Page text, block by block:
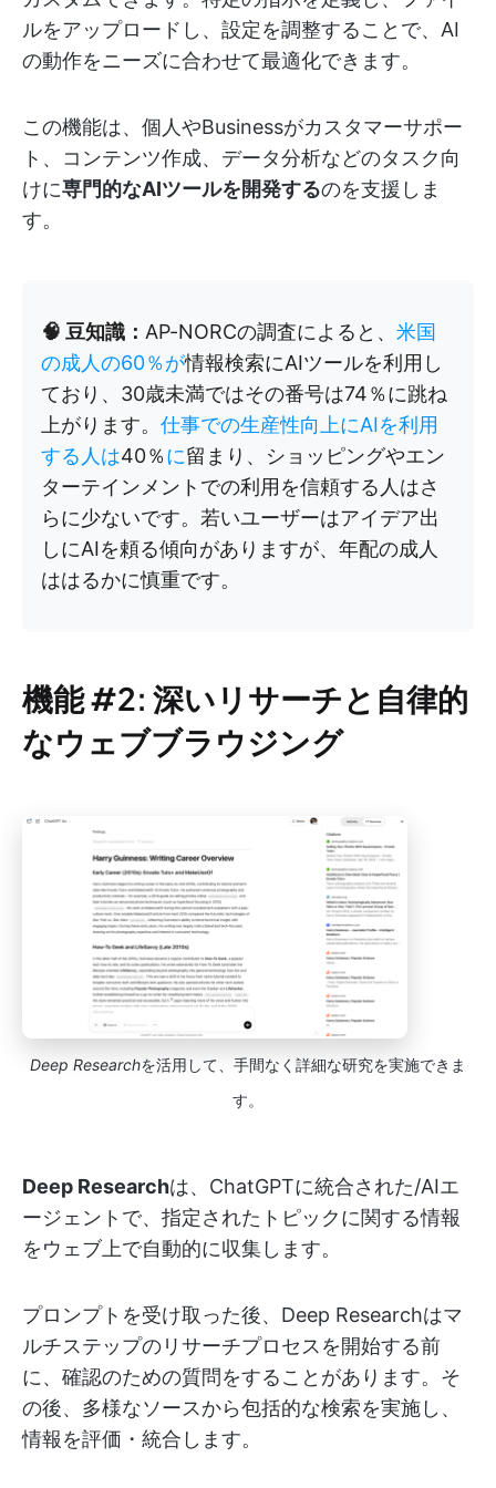
ルをアップロードし、設定を調整することで、AI
の動作をニーズに合わせて最適化できます。
この機能は、個人やBusinessがカスタマーサポー
ト、コンテンツ作成、データ分析などのタスク向
けに専門的なAIツールを開発するのを支援しま
す。
🧠 豆知識： AP-NORCの調査によると、 米国
の成人の60％が情報検索にAIツールを利用し
ており、30歳未満ではその番号は74％に跳ね
上がります。 仕事での生産性向上にAIを利用
する人は40％に留まり、ショッピングやエン
ターテインメントでの利用を信頼する人はさ
らに少ないです。若いユーザーはアイデア出
しにAIを頼る傾向がありますが、年配の成人
ははるかに慎重です。
機能 #2: 深いリサーチと自律的
なウェブブラウジング
Deep Researchを活用して、手間なく詳細な研究を実施できま
す。
Deep Researchは、ChatGPTに統合された/AIエ
ージェントで、指定されたトピックに関する情報
をウェブ上で自動的に収集します。
プロンプトを受け取った後、Deep Researchはマ
ルチステップのリサーチプロセスを開始する前
に、確認のための質問をすることがあります。そ
の後、多様なソースから包括的な検索を実施し、
情報を評価・統合します。